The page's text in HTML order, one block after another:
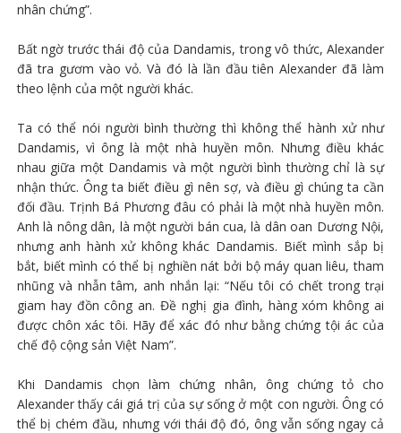
nhân chứng”.
Bất ngờ trước thái độ của Dandamis, trong vô thức, Alexander
đã tra gươm vào vỏ. Và đó là lần đầu tiên Alexander đã làm
theo lệnh của một người khác.
Ta có thể nói người bình thường thì không thể hành xử như
Dandamis, vì ông là một nhà huyền môn. Nhưng điều khác
nhau giữa một Dandamis và một người bình thường chỉ là sự
nhận thức. Ông ta biết điều gì nên sợ, và điều gì chúng ta cần
đối đầu. Trịnh Bá Phương đâu có phải là một nhà huyền môn.
Anh là nông dân, là một người bán cua, là dân oan Dương Nội,
nhưng anh hành xử không khác Dandamis. Biết mình sắp bị
bắt, biết mình có thể bị nghiền nát bởi bộ máy quan liêu, tham
nhũng và nhẫn tâm, anh nhắn lại: “Nếu tôi có chết trong trại
giam hay đồn công an. Đề nghị gia đình, hàng xóm không ai
được chôn xác tôi. Hãy để xác đó như bằng chứng tội ác của
chế độ cộng sản Việt Nam”.
Khi Dandamis chọn làm chứng nhân, ông chứng tỏ cho
Alexander thấy cái giá trị của sự sống ở một con người. Ông có
thể bị chém đầu, nhưng với thái độ đó, ông vẫn sống ngay cả